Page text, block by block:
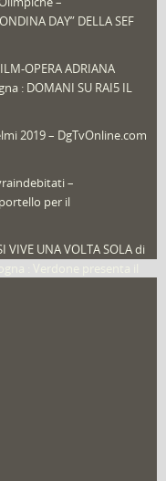
DAY” DELLA SEF
OPERA ADRIANA
: DOMANI SU RAI5 IL
2019 – DgTvOnline.com
–
per il
UNA VOLTA SOLA di